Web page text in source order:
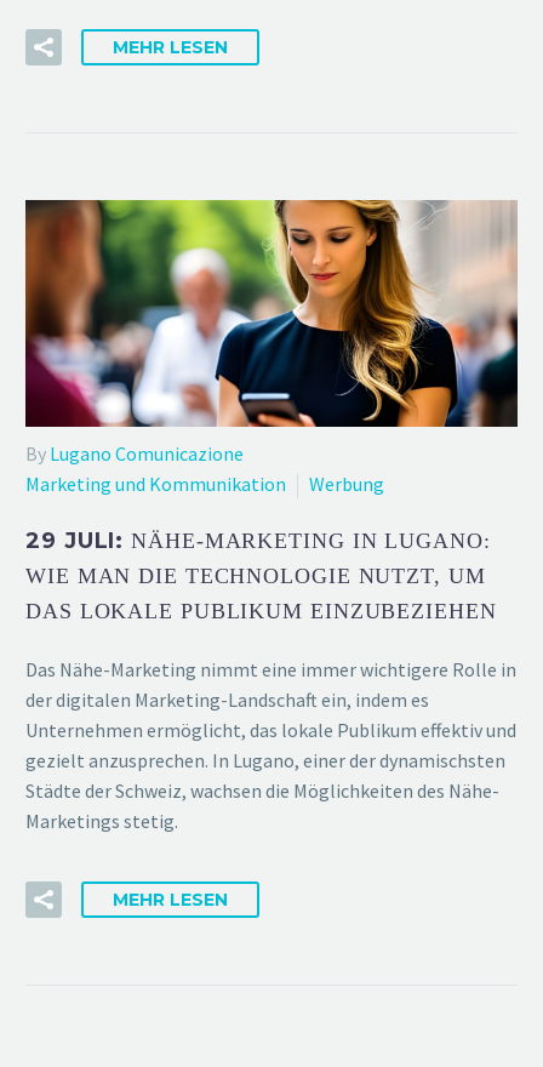
MEHR LESEN
By Lugano Comunicazione
Marketing und Kommunikation
Werbung
29 JULI:NÄHE-MARKETING IN LUGANO:
WIE MAN DIE TECHNOLOGIE NUTZT, UM
DAS LOKALE PUBLIKUM EINZUBEZIEHEN
Das Nähe-Marketing nimmt eine immer wichtigere Rolle in
der digitalen Marketing-Landschaft ein, indem es
Unternehmen ermöglicht, das lokale Publikum effektiv und
gezielt anzusprechen. In Lugano, einer der dynamischsten
Städte der Schweiz, wachsen die Möglichkeiten des Nähe-
Marketings stetig.
MEHR LESEN